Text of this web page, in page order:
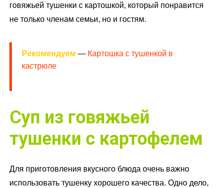
говяжьей тушенки с картошкой, который понравится
не только членам семьи, но и гостям.
Рекомендуем — Картошка с тушенкой в
кастрюле
Суп из говяжьей
тушенки с картофелем
Для приготовления вкусного блюда очень важно
использовать тушенку хорошего качества. Одно дело,